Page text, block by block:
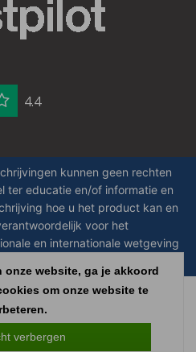
4.4
kunnen geen rechten
ter educatie en/of informatie en
hoe u het product kan en
voor het
en internationale wetgeving
- All rights reserved - Theme by
BTW
onze website, ga je akkoord
om onze website te
verbergen